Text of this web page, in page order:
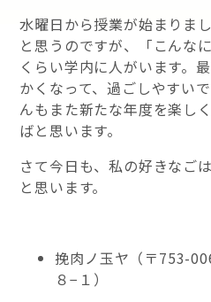
水曜日から授業が始まりま
と思うのですが、「こんな
くらい学内に人がいます。
かくなって、過ごしやすい
んもまた新たな年度を楽し
ばと思います。
さて今日も、私の好きなご
と思います。
挽肉ノ玉ヤ（〒753-
８−１）